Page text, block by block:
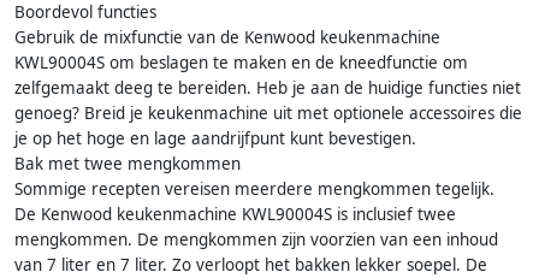
Boordevol functies
Gebruik de mixfunctie van de Kenwood keukenmachine
KWL90004S om beslagen te maken en de kneedfunctie om
zelfgemaakt deeg te bereiden. Heb je aan de huidige functies niet
genoeg? Breid je keukenmachine uit met optionele accessoires die
je op het hoge en lage aandrijfpunt kunt bevestigen.
Bak met twee mengkommen
Sommige recepten vereisen meerdere mengkommen tegelijk.
De Kenwood keukenmachine KWL90004S is inclusief twee
mengkommen. De mengkommen zijn voorzien van een inhoud
van 7 liter en 7 liter. Zo verloopt het bakken lekker soepel. De